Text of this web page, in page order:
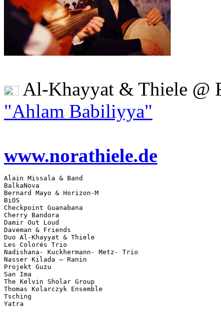
Al-Khayyat & Thiele @
"Ahlam Babiliyya"
www.norathiele.de
Alain Missala & Band
BalkaNova
Bernard Mayo & Horizon-M
BiOS
Checkpoint Guanabana
Cherry Bandora
Damir Out Loud
Daveman & Friends
Duo Al-Khayyat & Thiele
Les Colorés Trio
Nadishana- Kuckhermann- Metz- Trio
Nasser Kilada – Ranin
Projekt Guzu
San Ima
The Kelvin Sholar Group
Thomas Kolarczyk Ensemble
Tsching